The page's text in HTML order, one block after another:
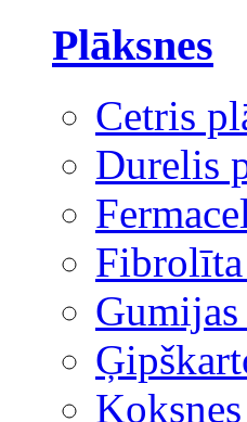
Plāksnes
Cetris
Durelis
Fibrolīta